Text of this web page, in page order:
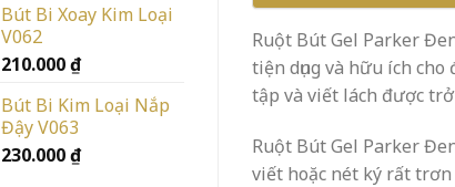
Bút Bi Xoay Kim Loại
V062
210.000₫
Bút Bi Kim Loại Nắp
Đậy V063
230.000₫
Ruột Bút Gel Parker
tiện dụng và hữu ích
tập và viết lách được
Ruột Bút Gel Parker
viết hoặc nét ký rất trơn